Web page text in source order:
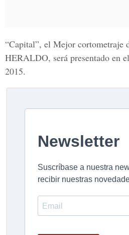
“Capital”, el Mejor cortometraje
HERALDO, será presentado en
2015.